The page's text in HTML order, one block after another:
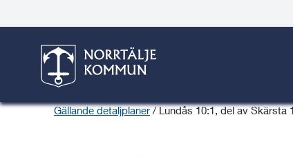
Norrtälje växer
Här är du:
Gällande detaljplaner / Lundås 10:1, del av Skärsta